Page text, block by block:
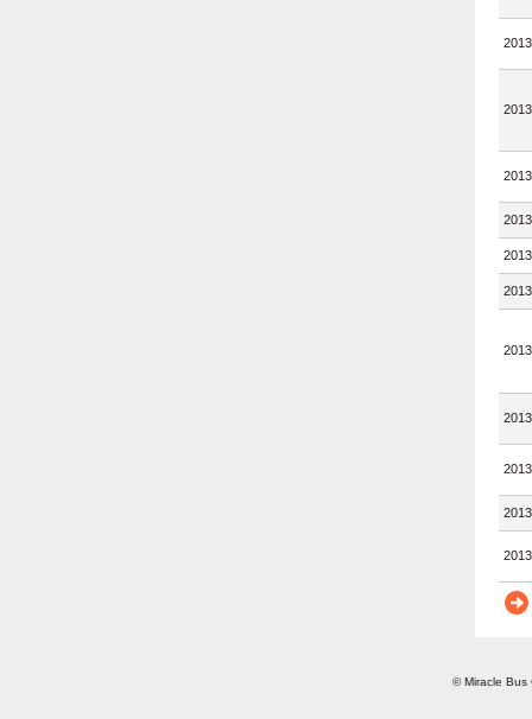
2013
2013
© Miracle Bus